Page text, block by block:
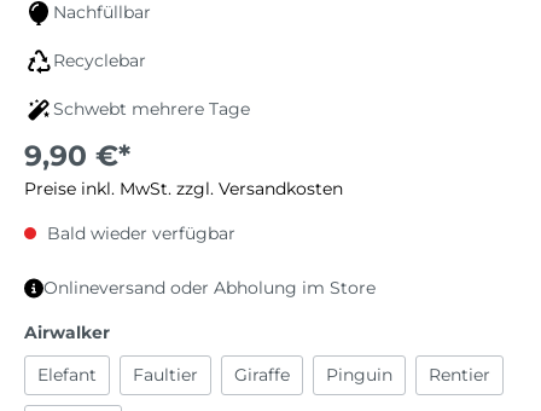
Nachfüllbar
Recyclebar
Schwebt mehrere Tage
9,90 €*
Preise inkl. MwSt. zzgl. Versandkosten
Bald wieder verfügbar
Onlineversand oder Abholung im Store
Airwalker
Elefant
Faultier Giraffe Pinguin Rentier